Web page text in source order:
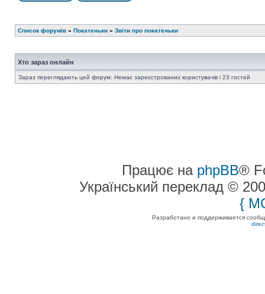
Список форумів » Покатеньки » Звіти про покатеньки
Хто зараз онлайн
Зараз переглядають цей форум: Немає зареєстрованих користувачів і 23 гостей
Працює на phpBB®
Український переклад ©
{
Разработано и поддерживается